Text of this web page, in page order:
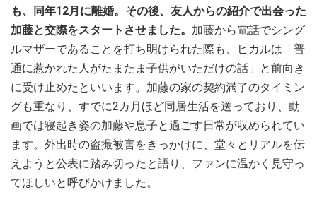
も、同年12月に離婚。その後、友人からの紹介で出会った
加藤と交際をスタートさせました。 加藤から電話でシング
ルマザーであることを打ち明けられた際も、ヒカルは「普
通に惹かれた人がたまたま子供がいただけの話」と前向き
に受け止めたといいます。加藤の家の契約満了のタイミン
グも重なり、すでに2カ月ほど同居生活を送っており、動
画では寝起き姿の加藤や息子と過ごす日常が収められてい
ます。外出時の盗撮被害をきっかけに、堂々とリアルを伝
えようと公表に踏み切ったと語り、ファンに温かく見守っ
てほしいと呼びかけました。